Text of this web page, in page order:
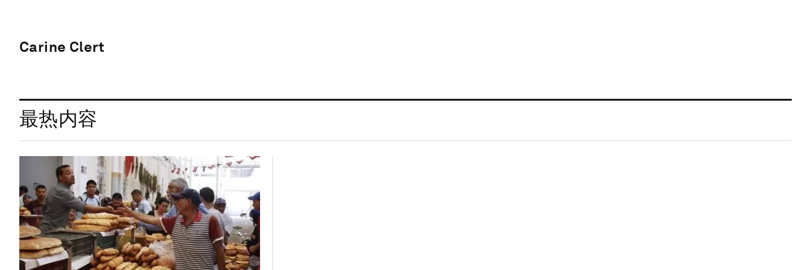
Carine Clert
最热内容